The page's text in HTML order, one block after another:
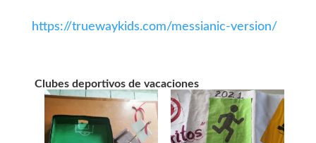
https://truewaykids.com/messianic-version/
Clubes deportivos de vacaciones